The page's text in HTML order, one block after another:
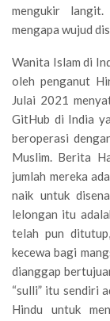
mengukir
mengapa wujud
Wanita Islam di
oleh penganut
Julai 2021
GitHub di India
beroperasi
Muslim. Berita
jumlah mereka
naik untuk
lelongan itu
telah pun
kecewa bagi
dianggap
“sulli” itu sendiri
Hindu untuk